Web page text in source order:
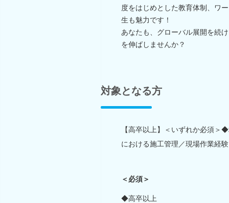
度をはじめとした教育体制、ワ
生も魅力です！
あなたも、グローバル展開を続
を伸ばしませんか？
対象となる方
【高卒以上】＜いずれか必須
における施工管理／現場作業経
＜必須＞
◆高卒以上